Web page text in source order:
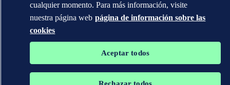
cualquier momento. Para más información, visite
nuestra página web página de información sobre las
cookies
Aceptar todos